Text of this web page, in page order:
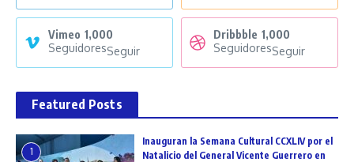
Vimeo 1,000
SeguidoresSeguir
Dribbble 1,000
SeguidoresSeguir
Featured Posts
1
Inauguran la Semana Cultural CCXLIV por el
Natalicio del General Vicente Guerrero en